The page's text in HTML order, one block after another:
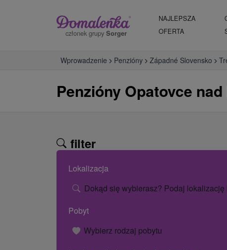
członek grupy Sorger
NAJLEPSZA
OFERTA
Wprowadzenie Penzióny Západné Slovensko
Penzióny Opatovce
filter
Lokalizacja
Dokąd się wybierasz? Podaj lokalizację
Pobyt
Wybierz rodzaj pobytu